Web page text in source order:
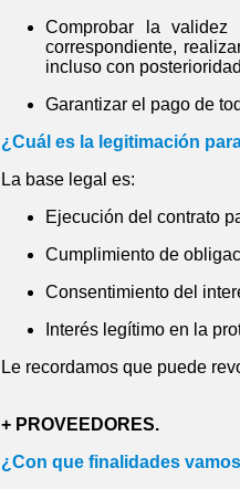
Comprobar la
correspondiente,
incluso con
Garantizar el pago de
¿Cuál es la legitimación
La base legal es:
Ejecución del contrato
Cumplimiento de
Consentimiento del
Interés legítimo en la
Le recordamos que puede
+ PROVEEDORES.
¿Con que finalidades